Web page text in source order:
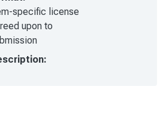
specific license
upon to